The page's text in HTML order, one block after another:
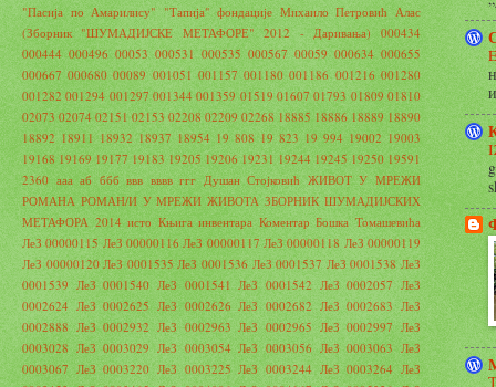
"Пасија по Амарилису" "Тапија" фондације Михаило Петровић Алас
(Зборник "ШУМАДИЈСКЕ МЕТАФОРЕ" 2012 - Даривања) 000434
000444 000496 00053 000531 000535 000567 00059 000634 000655
000667 000680 00089 001051 001157 001180 001186 001216 001280
001282 001294 001297 001344 001359 01519 01607 01793 01809 01810
02073 02074 02151 02153 02208 02209 02268 18885 18886 18889 18890
18892 18911 18932 18937 18954 19 808 19 823 19 994 19002 19003
19168 19169 19177 19183 19205 19206 19231 19244 19245 19250 19591
2360 ааа аб ббб ввв вввв ггг Душан Стојковић ЖИВОТ У МРЕЖИ
РОМАНА РОМАН/И У МРЕЖИ ЖИВОТА ЗБОРНИК ШУМАДИЈСКИХ
МЕТАФОРА 2014 исто Књига инвентара Коментар Бошка Томашевића
ЛеЗ 00000115 ЛеЗ 00000116 ЛеЗ 00000117 ЛеЗ 00000118 ЛеЗ 00000119
ЛеЗ 00000120 ЛеЗ 0001535 ЛеЗ 0001536 ЛеЗ 0001537 ЛеЗ 0001538 ЛеЗ
0001539 ЛеЗ 0001540 ЛеЗ 0001541 ЛеЗ 0001542 ЛеЗ 0002057 ЛеЗ
0002624 ЛеЗ 0002625 ЛеЗ 0002626 ЛеЗ 0002682 ЛеЗ 0002683 ЛеЗ
0002888 ЛеЗ 0002932 ЛеЗ 0002963 ЛеЗ 0002965 ЛеЗ 0002997 ЛеЗ
0003028 ЛеЗ 0003029 ЛеЗ 0003054 ЛеЗ 0003056 ЛеЗ 0003063 ЛеЗ
0003067 ЛеЗ 0003220 ЛеЗ 0003225 ЛеЗ 0003244 ЛеЗ 0003264 ЛеЗ